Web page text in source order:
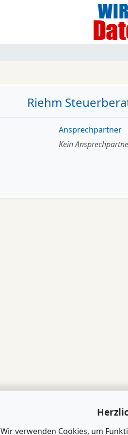
Riehm
Ansprechpartner
Kein
Wir verwenden Cookies, um